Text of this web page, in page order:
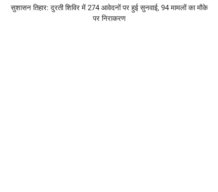
सुशासन तिहार: दुरती शिविर में 274 आवेदनों पर हुई सुनवाई, 94 मामलों का मौके
पर निराकरण